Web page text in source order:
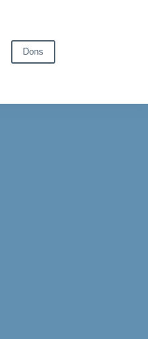
Dons